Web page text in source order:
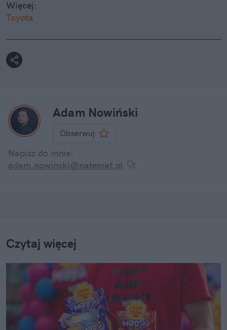
Więcej:
Toyota
Adam Nowiński
Obserwuj
Napisz do mnie:
adam.nowinski@natemat.pl
Czytaj więcej